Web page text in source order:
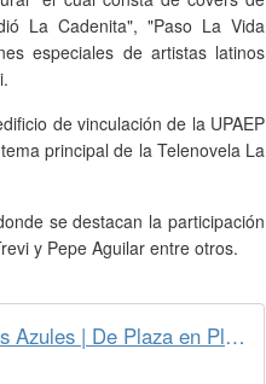
La Cadenita", "Paso La Vida
especiales de artistas latinos
de vinculación de la UPAEP
principal de la Telenovela La
se destacan la participación
y Pepe Aguilar entre otros.
Los Ángeles Azules | De Plaza en Plaza